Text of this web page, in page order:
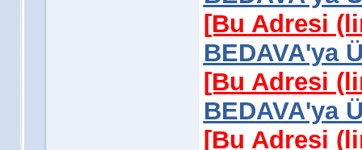
[Bu Adresi
BEDAVA'ya
[Bu Adresi
BEDAVA'ya
[Bu Adresi